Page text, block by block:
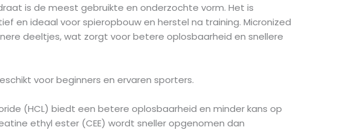
is de meest gebruikte en onderzochte vorm. Het is
en ideaal voor spieropbouw en herstel na training. Micronized
deeltjes, wat zorgt voor betere oplosbaarheid en snellere
voor beginners en ervaren sporters.
(HCL) biedt een betere oplosbaarheid en minder kans op
ethyl ester (CEE) wordt sneller opgenomen dan